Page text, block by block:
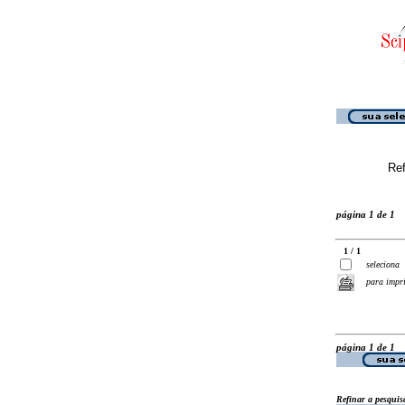
página 1 de 1
1 / 1
seleciona
para
página 1 de 1
Refinar a